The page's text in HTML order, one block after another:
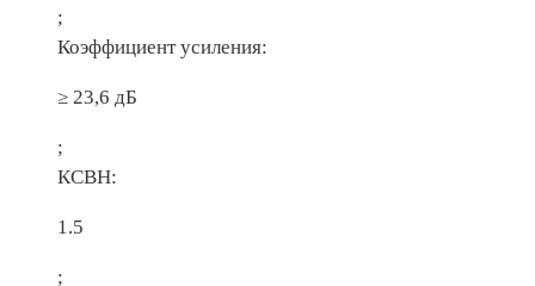
;
Коэффициент усиления:
≥ 23,6 дБ
;
КСВН:
1.5
;